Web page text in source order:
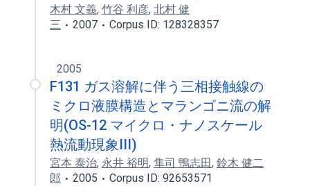
木村 文義, 竹谷 利彦, 北村 健
三
2007 Corpus ID: 128328357
2005
F131 ガス溶解に伴う三相接触線の
ミクロ液膜構造とマランゴニ流の解
明(OS-12 マイクロ・ナノスケール
熱流動現象III)
宮本 泰治, 永井 裕明, 隼司 鴨志田, 鈴木 健二
郎
2005 Corpus ID: 92653571